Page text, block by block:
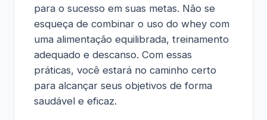
para o sucesso em suas metas. Não se
esqueça de combinar o uso do whey com
uma alimentação equilibrada, treinamento
adequado e descanso. Com essas
práticas, você estará no caminho certo
para alcançar seus objetivos de forma
saudável e eficaz.